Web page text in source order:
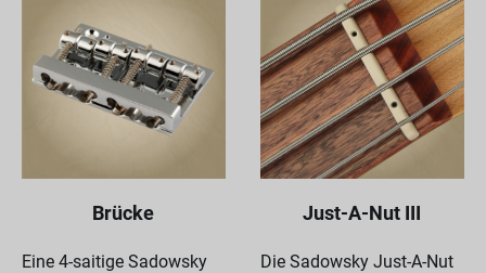
Brücke
Eine 4-saitige Sadowsky
Just-A-Nut III
Die Sadowsky Just-A-Nut